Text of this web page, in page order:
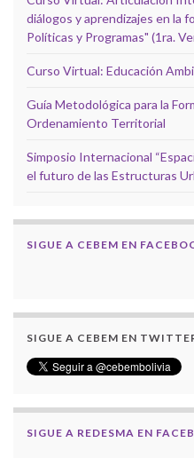
diálogos y aprendizajes en la
Políticas y Programas" (1ra.
Curso Virtual: Educación
Guía Metodológica para la
Ordenamiento Territorial
Simposio Internacional
el futuro de las Estructuras
SIGUE A CEBEM EN
SIGUE A CEBEM EN
SIGUE A REDESMA EN